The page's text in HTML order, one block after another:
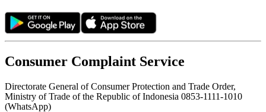
Consumer Complaint Service
Directorate General of Consumer Protection and Trade Order,
Ministry of Trade of the Republic of Indonesia 0853-1111-1010
(WhatsApp)